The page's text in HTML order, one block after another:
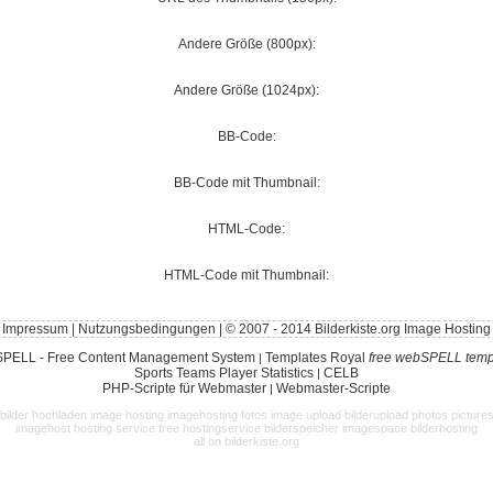
Andere Größe (800px):
Andere Größe (1024px):
BB-Code:
BB-Code mit Thumbnail:
HTML-Code:
HTML-Code mit Thumbnail:
Impressum Nutzungsbedingungen | © 2007 - 2014 Bilderkiste.org Image Hosting
- Free Content Management System | Templates Royal free webSPELL
Sports Teams Player Statistics | CELB
PHP-Scripte für Webmaster | Webmaster-Scripte
bilder hochladen image hosting imagehosting fotos image upload bilderupload photos pictures
imagehost hosting service free hostingservice bilderspeicher imagespace bilderhosting
all on bilderkiste.org